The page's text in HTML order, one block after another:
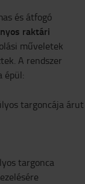
és átfogó
raktári
műveletek
A rendszer
épül:
targonca